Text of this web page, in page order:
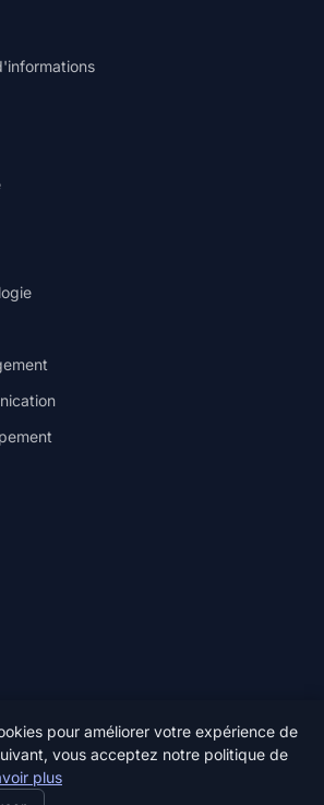
Tous droits réservés.
pour améliorer votre expérience de
vous acceptez notre politique de
plus